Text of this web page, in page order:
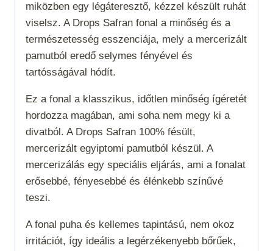
miközben egy légáteresztő, kézzel készült ruhát
viselsz. A Drops Safran fonal a minőség és a
természetesség esszenciája, mely a mercerizált
pamutból eredő selymes fényével és
tartósságával hódít.
Ez a fonal a klasszikus, időtlen minőség ígéretét
hordozza magában, ami soha nem megy ki a
divatból. A Drops Safran 100% fésült,
mercerizált egyiptomi pamutból készül. A
mercerizálás egy speciális eljárás, ami a fonalat
erősebbé, fényesebbé és élénkebb színűvé
teszi.
A fonal puha és kellemes tapintású, nem okoz
irritációt, így ideális a legérzékenyebb bőrűek,